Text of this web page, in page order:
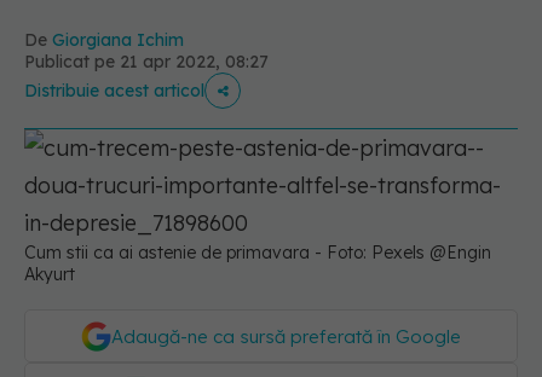
De Giorgiana Ichim
Publicat pe 21 apr 2022, 08:27
Distribuie acest articol
Cum stii ca ai astenie de primavara - Foto: Pexels @Engin
Akyurt
Adaugă-ne ca sursă preferată în Google